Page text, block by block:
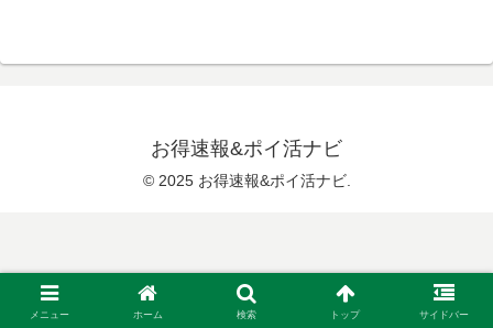
お得速報&ポイ活ナビ
© 2025 お得速報&ポイ活ナビ.
メニュー ホーム 検索 トップ サイドバー